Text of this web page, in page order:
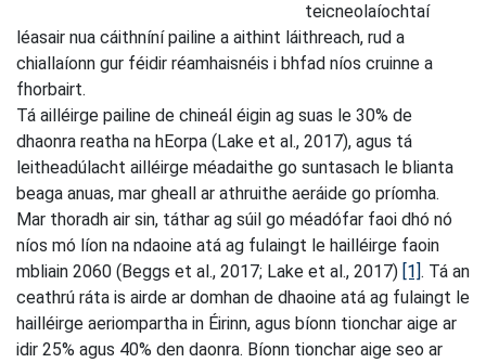
teicneolaíochtaí
léasair nua cáithníní pailine a aithint láithreach, rud a
chiallaíonn gur féidir réamhaisnéis i bhfad níos cruinne a
fhorbairt.
Tá ailléirge pailine de chineál éigin ag suas le 30% de
dhaonra reatha na hEorpa (Lake et al., 2017), agus tá
leitheadúlacht ailléirge méadaithe go suntasach le blianta
beaga anuas, mar gheall ar athruithe aeráide go príomha.
Mar thoradh air sin, táthar ag súil go méadófar faoi dhó nó
níos mó líon na ndaoine atá ag fulaingt le hailléirge faoin
mbliain 2060 (Beggs et al., 2017; Lake et al., 2017) [1] . Tá an
ceathrú ráta is airde ar domhan de dhaoine atá ag fulaingt le
hailléirge aeriompartha in Éirinn, agus bíonn tionchar aige ar
idir 25% agus 40% den daonra. Bíonn tionchar aige seo ar